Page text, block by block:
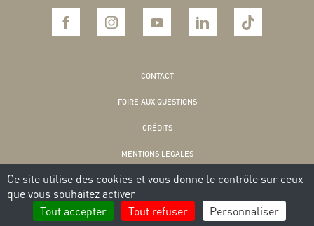
CONTACT
FOIRE AUX QUESTIONS
CRÉDITS
MENTIONS LÉGALES
POLITIQUE DE CONFIDENTIALITÉ
COOKIES
Ce site utilise des cookies et vous donne le contrôle sur ceux
que vous souhaitez activer
Tout accepter
Tout refuser Personnaliser